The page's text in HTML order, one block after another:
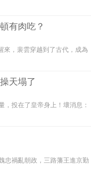
有肉吃？
來，裴雲穿越到了古代，成為
天塌了
，投在了皇帝身上！壞消息：
忠禍亂朝政，三路藩王進京勤